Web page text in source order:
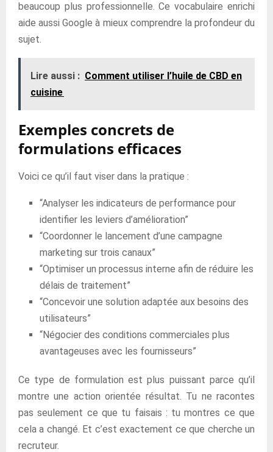
beaucoup plus professionnelle. Ce vocabulaire enrichi
aide aussi Google à mieux comprendre la profondeur du
sujet.
Lire aussi : Comment utiliser l’huile de CBD en
cuisine
Exemples concrets de
formulations efficaces
Voici ce qu’il faut viser dans la pratique :
“Analyser les indicateurs de performance pour
identifier les leviers d’amélioration”
“Coordonner le lancement d’une campagne
marketing sur trois canaux”
“Optimiser un processus interne afin de réduire les
délais de traitement”
“Concevoir une solution adaptée aux besoins des
utilisateurs”
“Négocier des conditions commerciales plus
avantageuses avec les fournisseurs”
Ce type de formulation est plus puissant parce qu’il
montre une action orientée résultat. Tu ne racontes
pas seulement ce que tu faisais : tu montres ce que
cela a changé. Et c’est exactement ce que cherche un
recruteur.